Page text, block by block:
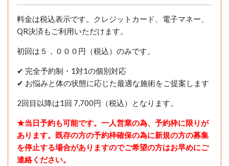
料金は税込表示です。クレジットカード、電子マネー、
QR決済もご利用いただけます。
初回は５，０００円（税込）のみです。
✔ 完全予約制・1対1の個別対応
✔ お悩みと体の状態に応じた最適な施術をご提案します
2回目以降は1回 7,700円（税込）となります。
★当日予約も可能です。一人営業の為、予約枠に限りが
あります。既存の方の予約枠確保の為に新規の方の募集
を停止する場合がありますのでご希望の方はお早めにご
連絡ください。